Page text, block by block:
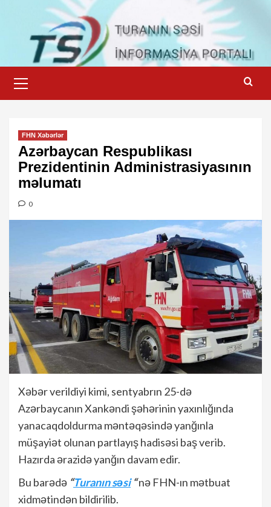
content
Menu
FHN Xəbərlər
Azərbaycan Respublikası
Prezidentinin Administrasiyasının
məlumatı
0
Xəbər verildiyi kimi, sentyabrın 25-də
Azərbaycanın Xankəndi şəhərinin yaxınlığında
yanacaqdoldurma məntəqəsində yanğınla
müşayiət olunan partlayış hadisəsi baş verib.
Hazırda ərazidə yanğın davam edir.
Bu barədə “Turanın səsi“nə FHN-ın mətbuat
xidmətindən bildirilib.